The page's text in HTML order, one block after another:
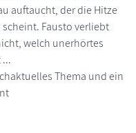
auftaucht, der die Hitze
Fausto verliebt
welch unerhörtes
Thema und ein